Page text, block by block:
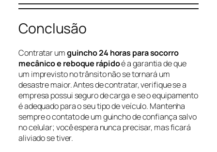
Conclusão
Contratar umguincho 24 horas para socorro
mecânico e reboque rápidoé a garantia de que
um imprevisto no trânsito não se tornará um
desastre maior. Antes de contratar, verifique se a
empresa possui seguro de carga e se o equipamento
é adequado para o seu tipo de veículo. Mantenha
sempre o contato de um guincho de confiança salvo
no celular; você espera nunca precisar, mas ficará
aliviado se tiver.